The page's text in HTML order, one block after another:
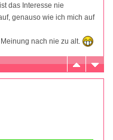
das Interesse nie
genauso wie ich mich auf
nach nie zu alt.